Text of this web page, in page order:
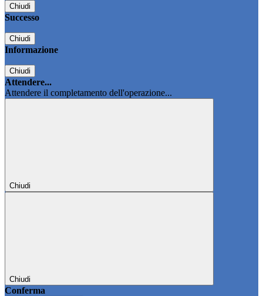
Chiudi
Successo
Chiudi
Informazione
Chiudi
Attendere...
Attendere il completamento dell'operazione...
Chiudi
Chiudi
Conferma